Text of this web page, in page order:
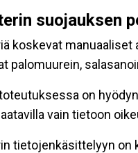
suojauksen
koskevat
palomuurein,
on
vain tietoon
tietojenkäsittelyyn on